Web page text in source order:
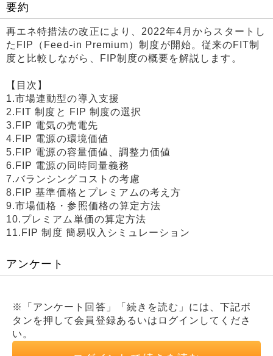
要約
再エネ特措法の改正により、2022年4月からスタートし
たFIP（Feed-in Premium）制度が開始。従来のFIT制
度と比較しながら、FIP制度の概要を解説します。
【目次】
1.市場連動型の導入支援
2.FIT 制度と FIP 制度の選択
3.FIP 電気の売電先
4.FIP 電源の環境価値
5.FIP 電源の容量価値、調整力価値
6.FIP 電源の同時同量義務
7.バランシングコストの考慮
8.FIP 基準価格とプレミアムの考え方
9.市場価格・参照価格の算定方法
10.プレミアム単価の算定方法
11.FIP 制度 簡易収入シミュレーション
アンケート
※「アンケート回答」「続きを読む」には、下記ボ
タンを押して会員登録あるいはログインしてくださ
い。